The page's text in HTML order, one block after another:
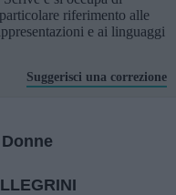
riferimento alle
e ai linguaggi
Suggerisci una correzione